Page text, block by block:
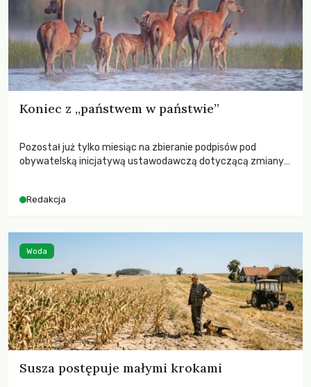
Koniec z „państwem w państwie”
Pozostał już tylko miesiąc na zbieranie podpisów pod
obywatelską inicjatywą ustawodawczą dotyczącą zmiany
niezwykle korzystne rozwiązania dla przyrody i zwierząt,
funkcjonowania łowiectwa w Polsce.
Redakcja
Susza postępuje małymi krokami
Woda